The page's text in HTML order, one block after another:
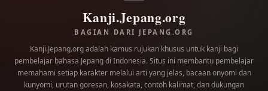
Kanji.Jepang.org
BAGIAN DARI JEPANG.ORG
Kanji.Jepang.org adalah kamus rujukan khusus untuk kanji bagi
pembelajar bahasa Jepang di Indonesia. Situs ini membantu pembelajar
memahami setiap karakter melalui arti yang jelas, bacaan onyomi dan
kunyomi, urutan goresan, kosakata, contoh kalimat, dan dukungan